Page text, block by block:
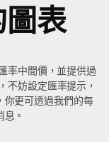
圖表
率中間價，並提供過
不妨設定匯率提示，
你更可透過我們的每
。